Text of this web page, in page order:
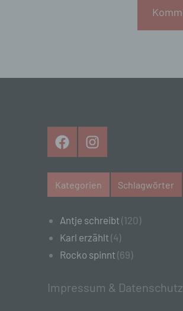
FacebookInstagram
Kategorien Schlagwörter
Antje schreibt (120)
Karl erzählt (4)
Rocko spinnt (69)
Impressum & Datenschutz